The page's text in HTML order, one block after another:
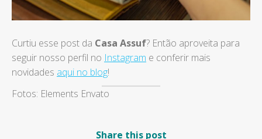
Curtiu esse post da Casa Assuf? Então aproveita para
seguir nosso perfil no Instagram e conferir mais
novidades aqui no blog!
Fotos: Elements Envato
Share this post